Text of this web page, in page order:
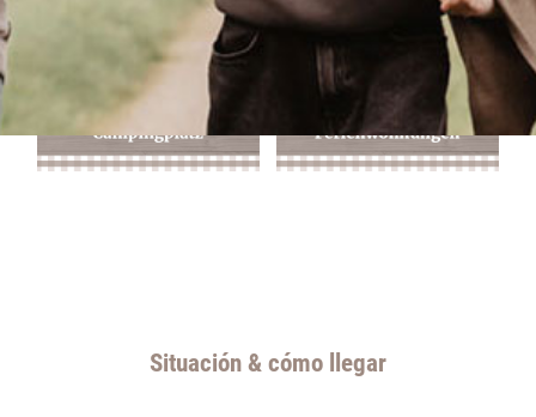
Sende uns einfach Deine individuelle Buchungsanfrage mit Deinem
Wunschreisedatum:
Situación & cómo llegar